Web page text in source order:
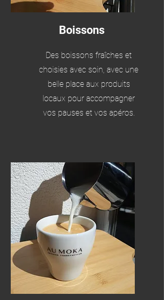
Boissons
Des boissons fraîches et
choisies avec soin, avec une
belle place aux produits
locaux pour accompagner
vos pauses et vos apéros.